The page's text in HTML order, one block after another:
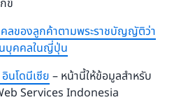
ข์
ลของลูกค้าตามพระราชบัญญัติว่า
บุคคลในญี่ปุ่น
นโดนีเซีย – หน้านี้ให้ข้อมูลสำหรับ
Services Indonesia